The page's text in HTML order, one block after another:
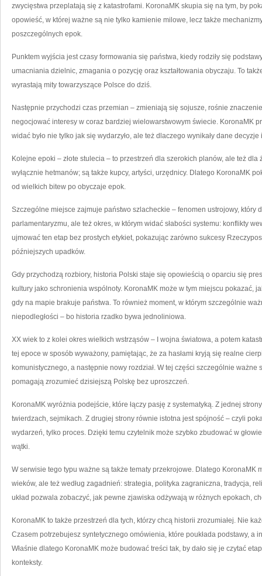
zwycięstwa przeplatają się z katastrofami. KoronaMK skupia się na tym, by
opowieść, w której ważne są nie tylko kamienie milowe, lecz także
poszczególnych epok.
Punktem wyjścia jest czasy formowania się państwa, kiedy rodziły się
umacniania dzielnic, zmagania o pozycję oraz kształtowania obyczaju. To
wyrastają mity towarzyszące Polsce do dziś.
Następnie przychodzi czas przemian – zmieniają się sojusze, rośnie
negocjować interesy w coraz bardziej wielowarstwowym świecie. KoronaMK
widać było nie tylko jak się wydarzyło, ale też dlaczego wynikały dane decyzje
Kolejne epoki – złote stulecia – to przestrzeń dla szerokich planów, ale też dla
wyłącznie hetmanów; są także kupcy, artyści, urzędnicy. Dlatego KoronaMK
od wielkich bitew po obyczaje epok.
Szczególne miejsce zajmuje państwo szlacheckie – fenomen ustrojowy, który
parlamentaryzmu, ale też okres, w którym widać słabości systemu: konflikty
ujmować ten etap bez prostych etykiet, pokazując zarówno sukcesy
późniejszych upadków.
Gdy przychodzą rozbiory, historia Polski staje się opowieścią o oparciu się
kultury jako schronienia wspólnoty. KoronaMK może w tym miejscu pokazać,
gdy na mapie brakuje państwa. To również moment, w którym szczególnie
niepodległości – bo historia rzadko bywa jednoliniowa.
XX wiek to z kolei okres wielkich wstrząsów – I wojna światowa, a potem
tej epoce w sposób wyważony, pamiętając, że za hasłami kryją się realne
komunistycznego, a następnie nowy rozdział. W tej części szczególnie
pomagają zrozumieć dzisiejszą Polskę bez uproszczeń.
KoronaMK wyróżnia podejście, które łączy pasję z systematyką. Z jednej
twierdzach, sejmikach. Z drugiej strony równie istotna jest spójność – czyli
wydarzeń, tylko proces. Dzięki temu czytelnik może szybko zbudować w
wątki.
W serwisie tego typu ważne są także tematy przekrojowe. Dlatego KoronaMK
wieków, ale też według zagadnień: strategia, polityka zagraniczna, tradycja,
układ pozwala zobaczyć, jak pewne zjawiska odżywają w różnych epokach,
KoronaMK to także przestrzeń dla tych, którzy chcą historii zrozumiałej. Nie
Czasem potrzebujesz syntetycznego omówienia, które poukłada podstawy, a
Właśnie dlatego KoronaMK może budować treści tak, by dało się je czytać
konteksty.